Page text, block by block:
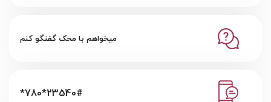
میخواهم با محک گفتگو کنم
*780*23540#